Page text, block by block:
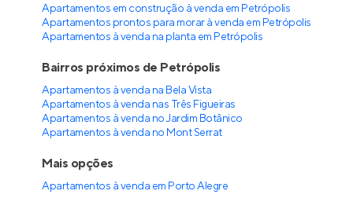
Opções de status em Petrópolis
Apartamentos em lançamento à venda em Petrópolis
Apartamentos prontos para morar à venda em Petrópolis
Apartamentos à venda na planta em Petrópolis
Bairros próximos de Petrópolis
Apartamentos à venda na Bela Vista
Apartamentos à venda no Jardim Botânico
Apartamentos à venda no Mont Serrat